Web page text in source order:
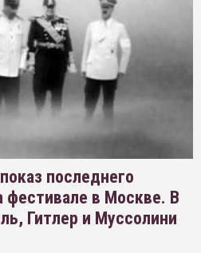
последнего
фестивале в Москве. В
Гитлер и Муссолини